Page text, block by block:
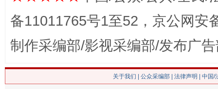
备11011765号1至52，京公网安
制作采编部/影视采编部/发布广
关于我们 公众采编部 法律声明 | 中国